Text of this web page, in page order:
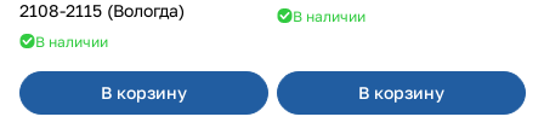
2108-2115 (Вологда)
В наличии
В корзину
В наличии
В корзину